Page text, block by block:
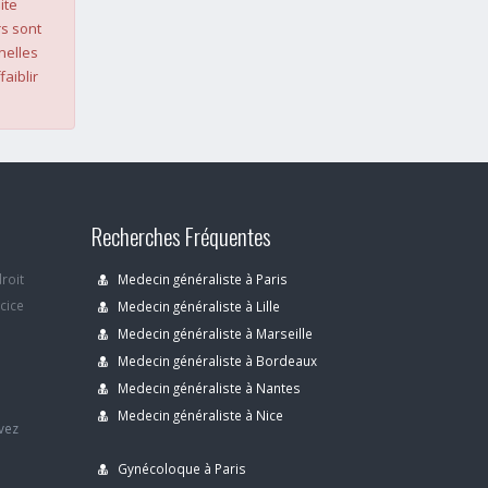
sont
Recherches Fréquentes
Medecin généraliste à Paris
Medecin généraliste à Lille
Medecin généraliste à Marseille
Medecin généraliste à Bordeaux
Medecin généraliste à Nantes
Medecin généraliste à Nice
Gynécoloque à Paris